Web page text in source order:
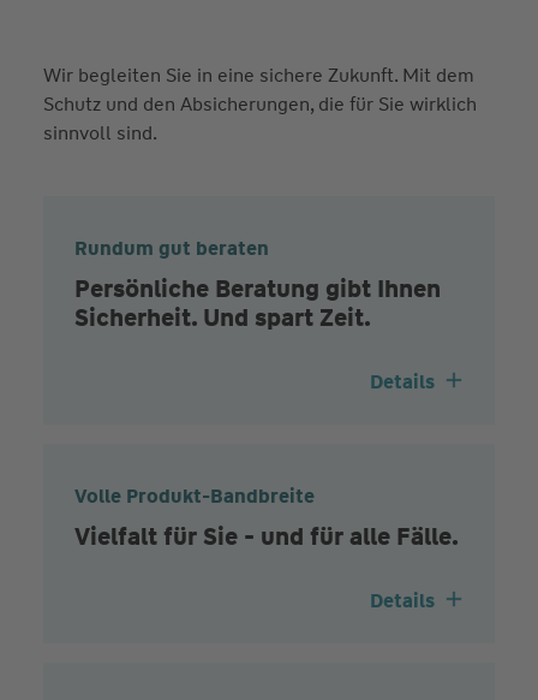
Wir begleiten Sie in eine sichere Zukunft. Mit dem
Schutz und den Absicherungen, die für Sie wirklich
sinnvoll sind.
Rundum gut beraten
Persönliche Beratung gibt Ihnen
Sicherheit. Und spart Zeit.
Details
Volle Produkt-Bandbreite
Vielfalt für Sie - und für alle Fälle.
Details